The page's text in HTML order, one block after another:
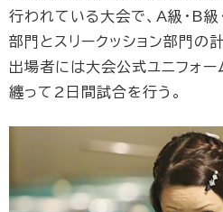
行われている大会で、A級・B級
部門とスリークッション部門の
出場者には大会公式ユニフォー
纏って2日間試合を行う。